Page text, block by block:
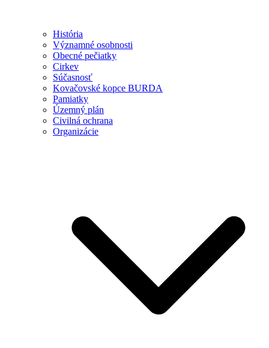
História
Významné osobnosti
Obecné pečiatky
Cirkev
Súčasnosť
Kovačovské kopce BURDA
Pamiatky
Územný plán
Civilná ochrana
Organizácie